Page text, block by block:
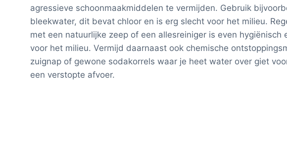
agressieve schoonmaakmiddelen te vermijden. Gebruik
bleekwater, dit bevat chloor en is erg slecht voor het milieu.
met een natuurlijke zeep of een allesreiniger is even hygiënisch
voor het milieu. Vermijd daarnaast ook chemische
zuignap of gewone sodakorrels waar je heet water over giet
een verstopte afvoer.